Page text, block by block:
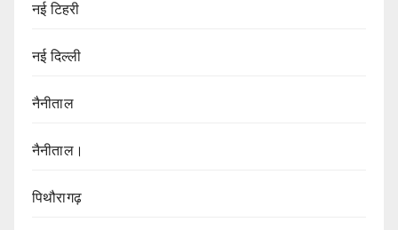
नई टिहरी
नई दिल्ली
नैनीताल
नैनीताल।
पिथौरागढ़